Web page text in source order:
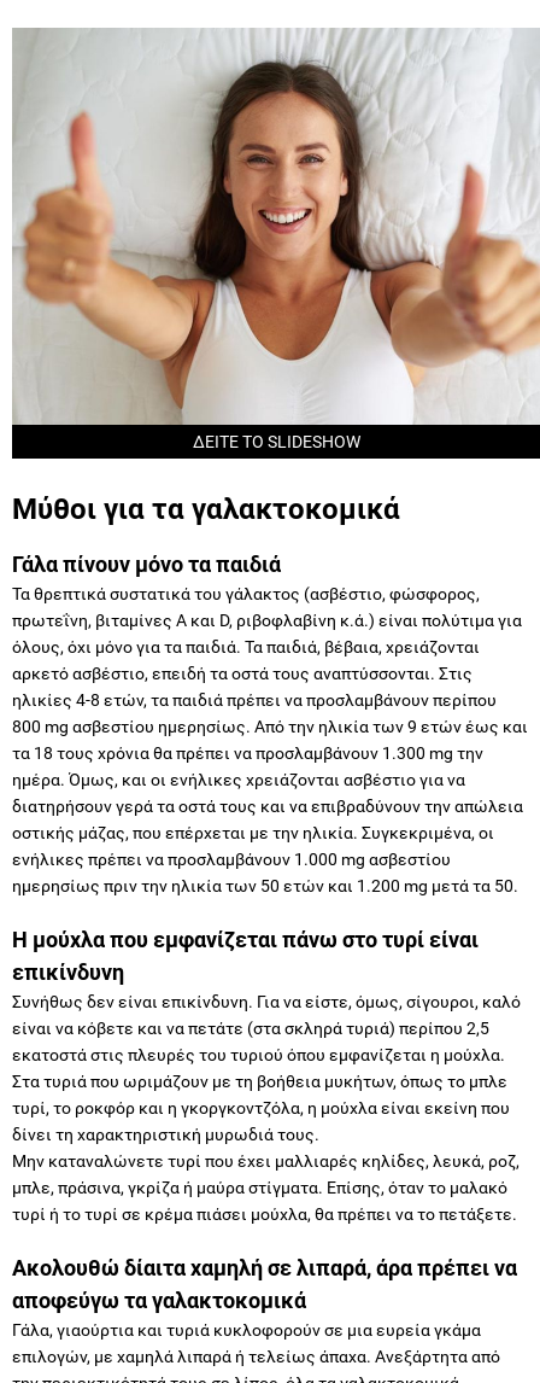
ΔΕΙΤΕ ΤΟ SLIDESHOW
Μύθοι για τα γαλακτοκομικά
Γάλα πίνουν μόνο τα παιδιά
Τα θρεπτικά συστατικά του γάλακτος (ασβέστιο, φώσφορος,
πρωτεΐνη, βιταμίνες Α και D, ριβοφλαβίνη κ.ά.) είναι πολύτιμα για
όλους, όχι μόνο για τα παιδιά. Τα παιδιά, βέβαια, χρειάζονται
αρκετό ασβέστιο, επειδή τα οστά τους αναπτύσσονται. Στις
ηλικίες 4-8 ετών, τα παιδιά πρέπει να προσλαμβάνουν περίπου
800 mg ασβεστίου ημερησίως. Από την ηλικία των 9 ετών έως και
τα 18 τους χρόνια θα πρέπει να προσλαμβάνουν 1.300 mg την
ημέρα. Όμως, και οι ενήλικες χρειάζονται ασβέστιο για να
διατηρήσουν γερά τα οστά τους και να επιβραδύνουν την απώλεια
οστικής μάζας, που επέρχεται με την ηλικία. Συγκεκριμένα, οι
ενήλικες πρέπει να προσλαμβάνουν 1.000 mg ασβεστίου
ημερησίως πριν την ηλικία των 50 ετών και 1.200 mg μετά τα 50.
Η μούχλα που εμφανίζεται πάνω στο τυρί είναι
επικίνδυνη
Συνήθως δεν είναι επικίνδυνη. Για να είστε, όμως, σίγουροι, καλό
είναι να κόβετε και να πετάτε (στα σκληρά τυριά) περίπου 2,5
εκατοστά στις πλευρές του τυριού όπου εμφανίζεται η μούχλα.
Στα τυριά που ωριμάζουν με τη βοήθεια μυκήτων, όπως το μπλε
τυρί, το ροκφόρ και η γκοργκοντζόλα, η μούχλα είναι εκείνη που
δίνει τη χαρακτηριστική μυρωδιά τους.
Μην καταναλώνετε τυρί που έχει μαλλιαρές κηλίδες, λευκά, ροζ,
μπλε, πράσινα, γκρίζα ή μαύρα στίγματα. Επίσης, όταν το μαλακό
τυρί ή το τυρί σε κρέμα πιάσει μούχλα, θα πρέπει να το πετάξετε.
Ακολουθώ δίαιτα χαμηλή σε λιπαρά, άρα πρέπει να
αποφεύγω τα γαλακτοκομικά
Γάλα, γιαούρτια και τυριά κυκλοφορούν σε μια ευρεία γκάμα
επιλογών, με χαμηλά λιπαρά ή τελείως άπαχα. Ανεξάρτητα από